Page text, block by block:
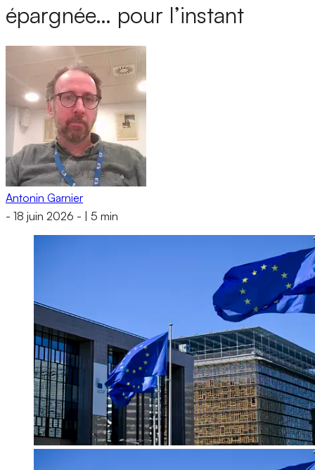
épargnée… pour l’instant
Antonin Garnier
- 18 juin 2026 - 5 min